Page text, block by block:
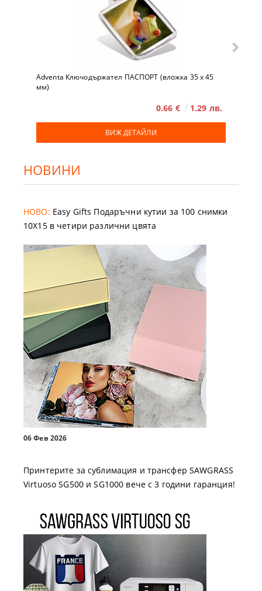
Adventa Ключодържател ПАСПОРТ (вложка 35 x 45
мм)
0.66 € 1.29 лв.
ВИЖ ДЕТАЙЛИ
НОВИНИ
НОВО: Easy Gifts Подаръчни кутии за 100 снимки
10X15 в четири различни цвята
06 Фев 2026
Принтерите за сублимация и трансфер SAWGRASS
Virtuoso SG500 и SG1000 вече с 3 години гаранция!